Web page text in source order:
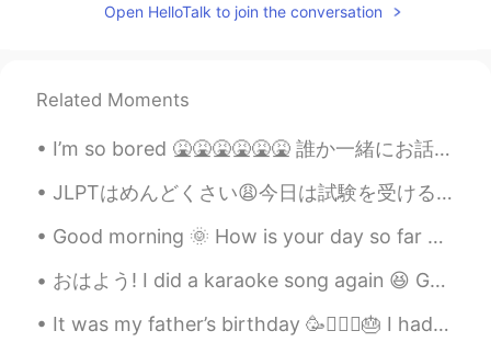
Alice Camui 2021.05.05 09:45
JP KR
@Bonnie Fisherジャンガリアンハムスタ
ョコレートのつぶつぶのザクザクした食感
EN JP
Open HelloTalk to join the conversation
Related Moments
I’m so bored 🤮🤮🤮🤮🤮🤮 誰か一緒にお話ししましょう！！！！ 🙋🏼‍♂️🙋🏼‍♂️🙋🏼‍♂️🙋🏼‍♂️🙋🏼‍♂️🙋🏼‍♂️🙋🏼‍♂️🙋🏼‍♂️🙋🏼‍♂️🙋🏼‍♂️🙋🏼‍♂️
JLPTはめんどくさい😩今日は試験を受けるつもりだったけど、今朝布団から出たくない。すでに不合格するのは知っている。 日本に2年間住んでいる。でも、日本語が全然進歩しなかった。勉強するのがいやだ。😭
Good morning 🌞 How is your day so far ☺️ Hope you are enjoying you “belly button day “ or “hum...
おはよう! I did a karaoke song again 😆 Going Under by Evanescence. My friend will be playing the ...
It was my father’s birthday 🥳🧔🏻‍♂️🎂 I had a long day working and spending time with my family🏋🏻‍...